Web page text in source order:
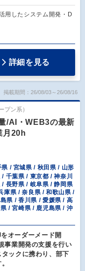
用したシステム開発・D
詳細を見る
掲載期間：26/08/03～26/08/16
プン系）
/AI・WEB3の最新
月20h
/ 宮城県 / 秋田県 / 山形
千葉県 / 東京都 / 神奈川
長野県 / 岐阜県 / 静岡県
庫県 / 奈良県 / 和歌山県 /
県 / 香川県 / 愛媛県 / 高
/ 宮崎県 / 鹿児島県 / 沖
オーダーメード開
事業開発の支援を行い
ックに携わり、部下